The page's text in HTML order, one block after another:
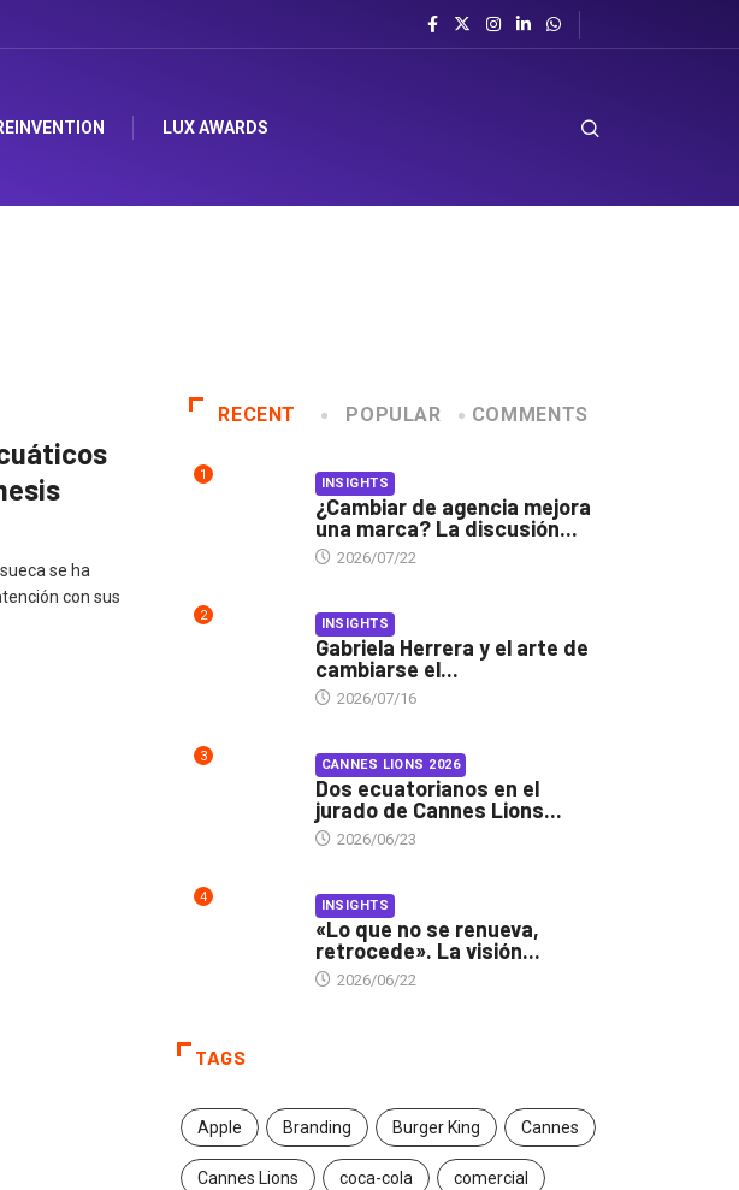
LUX AWARDS
se ha
con sus
RECENT POPULAR COMMENTS
1 INSIGHTS
¿Cambiar de agencia mejora
una marca? La discusión...
2026/07/22
2 INSIGHTS
Gabriela Herrera y el arte de
cambiarse el...
2026/07/16
3 CANNES LIONS 2026
Dos ecuatorianos en el
jurado de Cannes Lions...
2026/06/23
4 INSIGHTS
«Lo que no se renueva,
retrocede». La visión...
2026/06/22
TAGS
Apple Branding Burger King Cannes
Cannes Lions coca-cola comercial